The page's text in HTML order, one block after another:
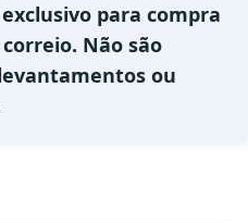
para compra
Não são
ou